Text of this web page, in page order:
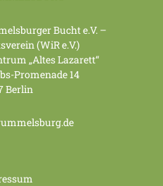
Bucht e.V. –
(WiR e.V.)
„Altes Lazarett“
Promenade 14
Berlin